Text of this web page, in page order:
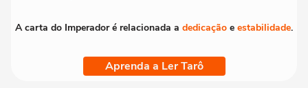
A carta do Imperador é relacionada a dedicação e estabilidade.
Aprenda a Ler Tarô